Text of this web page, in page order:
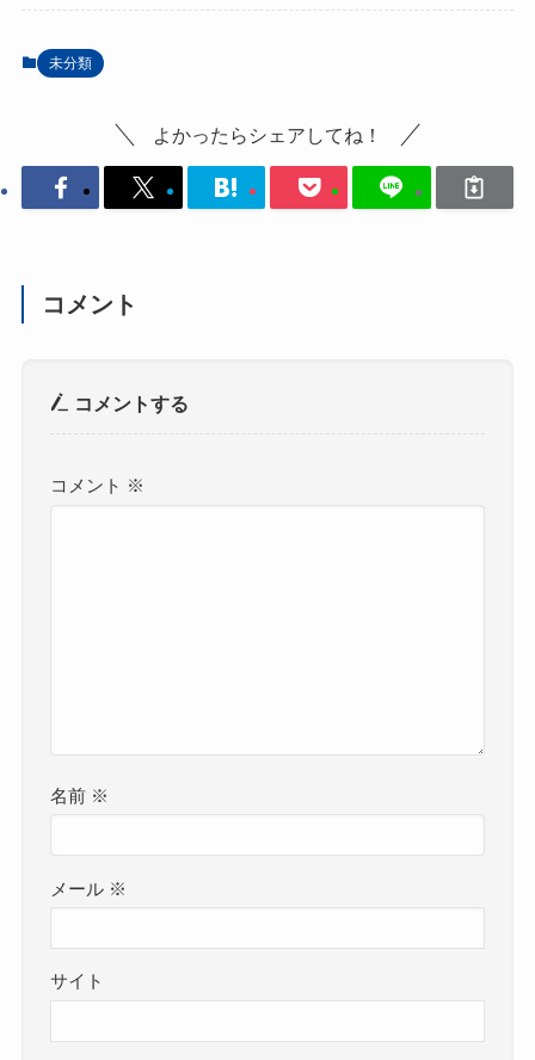
未分類
よかったらシェアしてね！
コメント
コメントする
コメント ※
名前 ※
メール ※
サイト